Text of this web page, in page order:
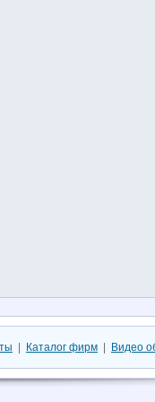
| Каталог фирм | Видео